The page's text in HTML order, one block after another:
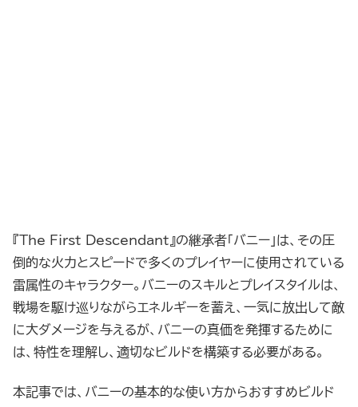
『The First Descendant』の継承者「バニー」は、その圧
倒的な火力とスピードで多くのプレイヤーに使用されている
雷属性のキャラクター。バニーのスキルとプレイスタイルは、
戦場を駆け巡りながらエネルギーを蓄え、一気に放出して敵
に大ダメージを与えるが、バニーの真価を発揮するために
は、特性を理解し、適切なビルドを構築する必要がある。
本記事では、バニーの基本的な使い方からおすすめビルド